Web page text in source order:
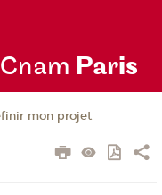
Cnam Paris
mon projet